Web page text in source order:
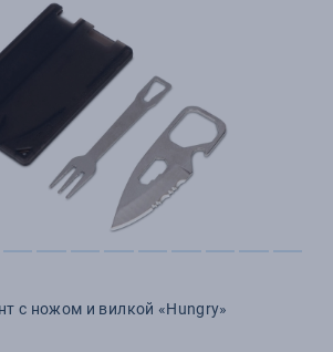
с ножом и вилкой «Hungry»